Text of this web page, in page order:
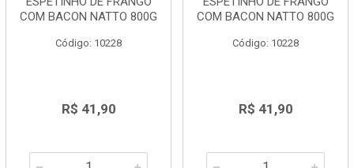
COM BACON NATTO 800G
Código: 10228
R$ 41,90
COM BACON NATTO 800G
Código: 10228
R$ 41,90